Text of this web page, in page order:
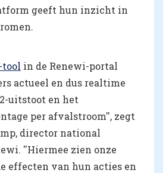
geeft hun inzicht in
tool in de Renewi-portal
actueel en dus realtime
uitstoot en het
per afvalstroom'', zegt
director national
''Hiermee zien onze
effecten van hun acties en